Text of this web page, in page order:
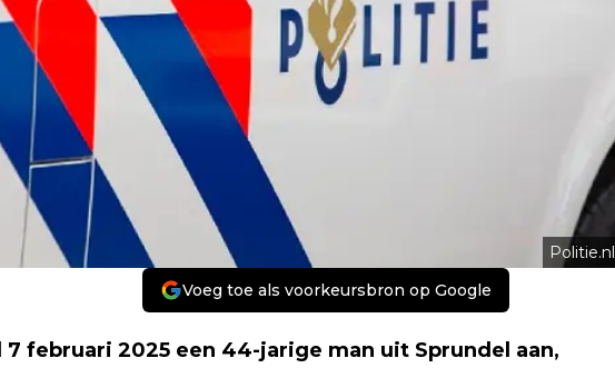
Politie.nl
Voeg toe als voorkeursbron op Google
februari 2025 een 44-jarige man uit Sprundel aan,